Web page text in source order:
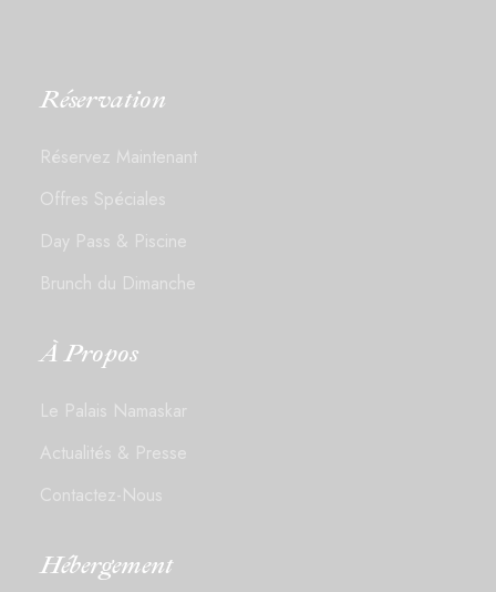
Réservation
Réservez Maintenant
Offres Spéciales
Day Pass & Piscine
Brunch du Dimanche
À Propos
Le Palais Namaskar
Actualités & Presse
Contactez-Nous
Hébergement